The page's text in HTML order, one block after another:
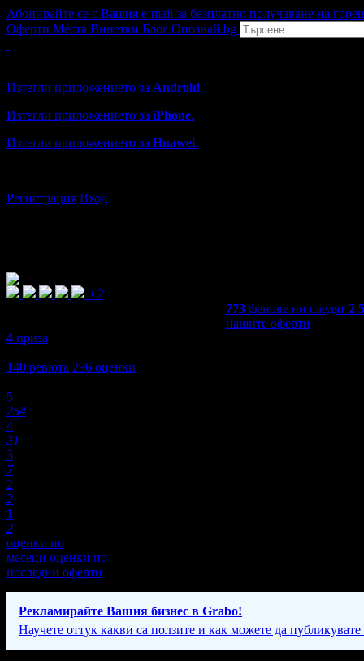
Абонирайте се с Вашия e-mail за безплатно получаване на
Оферти Места Винетки Блог Опознай.bg
Изтегли приложението за Android.
Изтегли приложението за iPhone.
Изтегли приложението за Huawei.
Регистрация Вход
+2
773 фенове ни следят 2
нашите оферти
4 приза
140 ревюта 296 оценки
5
254
4
31
3
7
2
2
1
2
оценки по
месеци оценки по
последни оферти
Рекламирайте Вашия бизнес в Grabo!
Научете оттук какви са ползите и как можете да публикувате